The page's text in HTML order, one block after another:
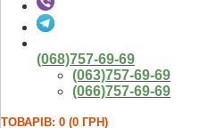
(068)757-69-69
(063)757-69-69
(066)757-69-69
ТОВАРІВ: 0 (0 ГРН)